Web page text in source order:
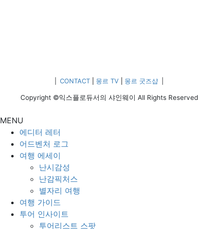
CONTACT 몽르 TV 몽르 굿즈샵
Copyright ©익스플로듀서의 샤인웨이 All Rights Reserved
MENU
에디터 레터
어드벤처 로그
여행 에세이
난시감성
난감픽처스
별자리 여행
여행 가이드
투어 인사이트
투어리스트 스팟